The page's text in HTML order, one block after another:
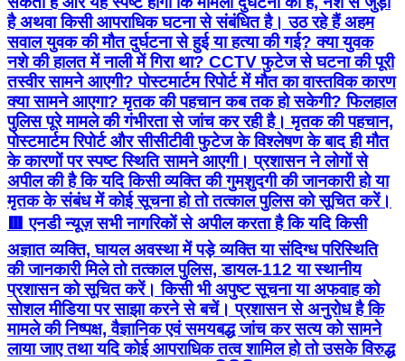
है अथवा किसी आपराधिक घटना से संबंधित है। उठ रहे हैं अहम
सवाल युवक की मौत दुर्घटना से हुई या हत्या की गई? क्या युवक
नशे की हालत में नाली में गिरा था? CCTV फुटेज से घटना की पूरी
तस्वीर सामने आएगी? पोस्टमार्टम रिपोर्ट में मौत का वास्तविक कारण
क्या सामने आएगा? मृतक की पहचान कब तक हो सकेगी? फिलहाल
पुलिस पूरे मामले की गंभीरता से जांच कर रही है। मृतक की पहचान,
पोस्टमार्टम रिपोर्ट और सीसीटीवी फुटेज के विश्लेषण के बाद ही मौत
के कारणों पर स्पष्ट स्थिति सामने आएगी। प्रशासन ने लोगों से
अपील की है कि यदि किसी व्यक्ति की गुमशुदगी की जानकारी हो या
मृतक के संबंध में कोई सूचना हो तो तत्काल पुलिस को सूचित करें।
🟥 एनडी न्यूज़ सभी नागरिकों से अपील करता है कि यदि किसी
अज्ञात व्यक्ति, घायल अवस्था में पड़े व्यक्ति या संदिग्ध परिस्थिति
की जानकारी मिले तो तत्काल पुलिस, डायल-112 या स्थानीय
प्रशासन को सूचित करें। किसी भी अपुष्ट सूचना या अफवाह को
सोशल मीडिया पर साझा करने से बचें। प्रशासन से अनुरोध है कि
मामले की निष्पक्ष, वैज्ञानिक एवं समयबद्ध जांच कर सत्य को सामने
लाया जाए तथा यदि कोई आपराधिक तत्व शामिल हो तो उसके विरुद्ध